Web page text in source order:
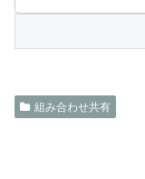
組み合わせ共有